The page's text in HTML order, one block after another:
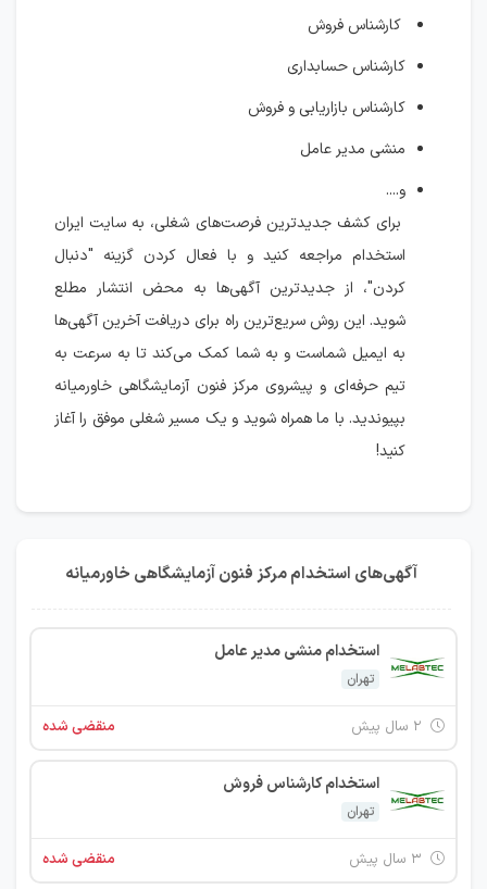
کارشناس فروش
کارشناس حسابداری
کارشناس بازاریابی و فروش
منشی مدیر عامل
و....
برای کشف جدیدترین فرصت‌های شغلی، به سایت ایران
استخدام مراجعه کنید و با فعال کردن گزینه "دنبال
کردن"، از جدیدترین آگهی‌ها به محض انتشار مطلع
شوید. این روش سریع‌ترین راه برای دریافت آخرین آگهی‌ها
به ایمیل شماست و به شما کمک می‌کند تا به سرعت به
تیم حرفه‌ای و پیشروی مرکز فنون آزمایشگاهی خاورمیانه
بپیوندید. با ما همراه شوید و یک مسیر شغلی موفق را آغاز
کنید!
آگهی‌های استخدام مرکز فنون آزمایشگاهی خاورمیانه
استخدام منشی مدیر عامل
تهران
منقضی شده
استخدام کارشناس فروش
تهران
منقضی شده